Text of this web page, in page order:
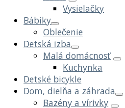
Vysielačky
Bábiky
Oblečenie
Detská izba
Malá domácnosť
Kuchynka
Detské bicykle
Dom, dielňa a záhrada
Bazény a vírivky